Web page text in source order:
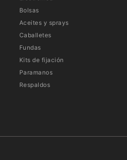
Bolsas
Aceites y sprays
Caballetes
Fundas
Kits de fijación
Paramanos
Respaldos